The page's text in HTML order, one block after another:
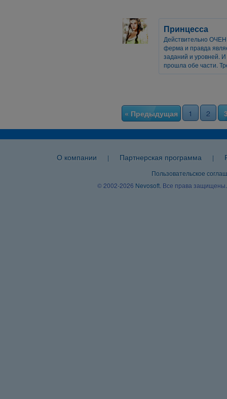
Принцесса
Действительно
ферма и правда
заданий и уровней.
прошла обе части.
« Предыдущая 1 2
О компании | Партнерская программа |
Пользовательское
© 2002-2026 Nevosoft . Все права защищены